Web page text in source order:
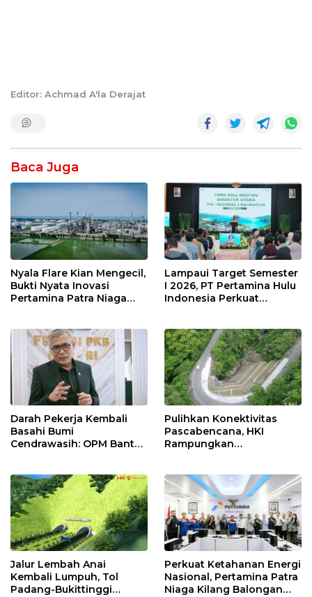
Editor: Achmad A'la Derajat
Baca Juga
Nyala Flare Kian Mengecil,
Bukti Nyata Inovasi
Pertamina Patra Niaga
Lampaui Target Semester
I 2026, PT Pertamina Hulu
Indonesia Perkuat
Keselamatan Kerja
Darah Pekerja Kembali
Basahi Bumi
Cendrawasih: OPM Bantai
Pulihkan Konektivitas
Pascabencana, HKI
Rampungkan
Jalur Lembah Anai
Kembali Lumpuh, Tol
Padang-Bukittinggi
Perkuat Ketahanan Energi
Nasional, Pertamina Patra
Niaga Kilang Balongan